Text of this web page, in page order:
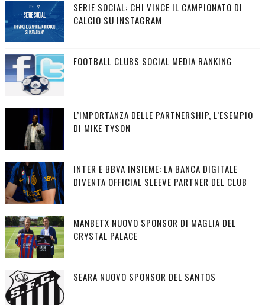
SERIE SOCIAL: CHI VINCE IL CAMPIONATO DI
CALCIO SU INSTAGRAM
FOOTBALL CLUBS SOCIAL MEDIA RANKING
L’IMPORTANZA DELLE PARTNERSHIP, L’ESEMPIO
DI MIKE TYSON
INTER E BBVA INSIEME: LA BANCA DIGITALE
DIVENTA OFFICIAL SLEEVE PARTNER DEL CLUB
MANBETX NUOVO SPONSOR DI MAGLIA DEL
CRYSTAL PALACE
SEARA NUOVO SPONSOR DEL SANTOS